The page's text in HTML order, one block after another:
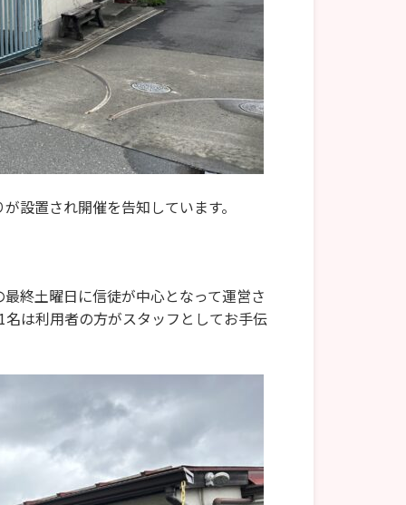
設置され開催を告知しています。
終土曜日に信徒が中心となって運営さ
は利用者の方がスタッフとしてお手伝